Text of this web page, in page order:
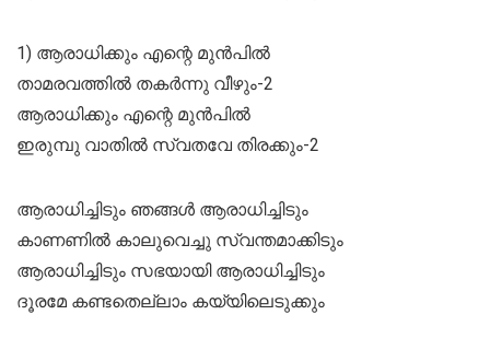
1) ആരാധിക്കും എന്റെ മുൻപിൽ
താമരവത്തിൽ തകർന്നു വീഴും-2
ആരാധിക്കും എന്റെ മുൻപിൽ
ഇരുമ്പു വാതിൽ സ്വതവേ തിരക്കും-2
ആരാധിച്ചിടും ഞങ്ങൾ ആരാധിച്ചിടും
കാണണിൽ കാലുവെച്ചു സ്വന്തമാക്കിടും
ആരാധിച്ചിടും സഭയായി ആരാധിച്ചിടും
ദൂരമേ കണ്ടതെല്ലാം കയ്യിലെടുക്കും